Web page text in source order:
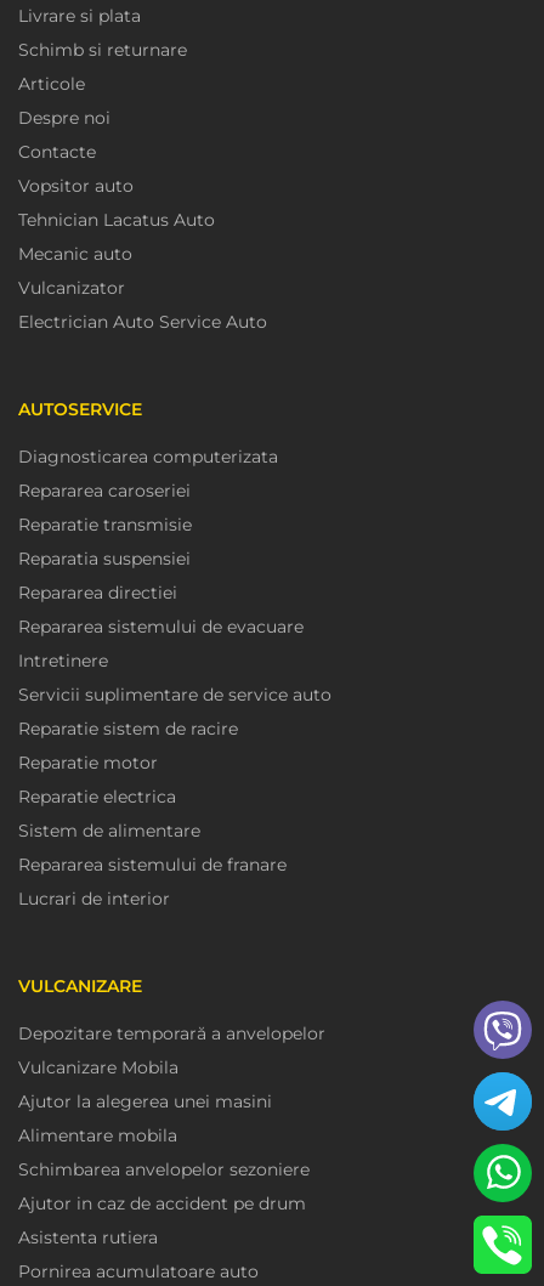
Livrare si plata
Schimb si returnare
Articole
Despre noi
Contacte
Vopsitor auto
Tehnician Lacatus Auto
Mecanic auto
Vulcanizator
Electrician Auto Service Auto
AUTOSERVICE
Diagnosticarea computerizata
Repararea caroseriei
Reparatie transmisie
Reparatia suspensiei
Repararea directiei
Repararea sistemului de evacuare
Intretinere
Servicii suplimentare de service auto
Reparatie sistem de racire
Reparatie motor
Reparatie electrica
Sistem de alimentare
Repararea sistemului de franare
Lucrari de interior
VULCANIZARE
Depozitare temporară a anvelopelor
Vulcanizare Mobila
Ajutor la alegerea unei masini
Alimentare mobila
Schimbarea anvelopelor sezoniere
Ajutor in caz de accident pe drum
Asistenta rutiera
Pornirea acumulatoare auto